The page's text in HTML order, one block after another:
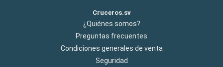
Cruceros.sv
¿Quiénes somos?
Preguntas frecuentes
Condiciones generales de venta
Seguridad